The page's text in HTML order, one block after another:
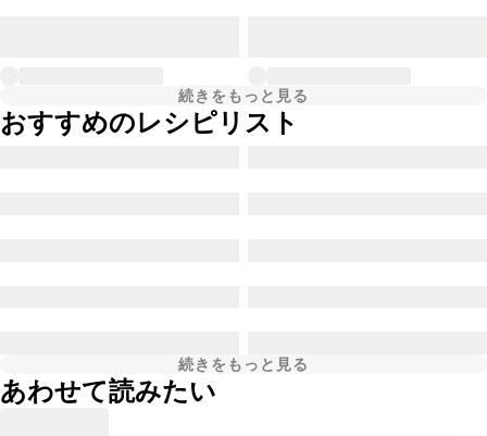
続きをもっと見る
おすすめのレシピリスト
続きをもっと見る
あわせて読みたい